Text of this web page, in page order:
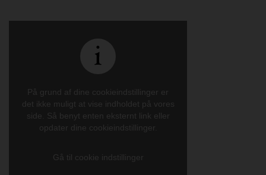
På grund af dine cookieindstillinger er
det ikke muligt at vise indholdet på vores
side. Så benyt enten eksternt link eller
opdater dine cookieindstillinger.
Gå til cookie indstillinger